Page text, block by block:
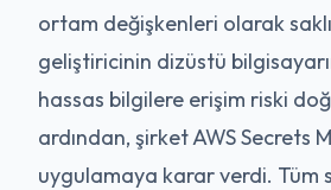
ortam değişkenleri olarak
geliştiricinin dizüstü
hassas bilgilere erişim riski
ardından, şirket AWS Secrets
uygulamaya karar verdi. Tüm